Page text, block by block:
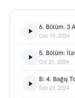
Dec 15, 2024
Oct 21, 2024
Sep 29, 2024